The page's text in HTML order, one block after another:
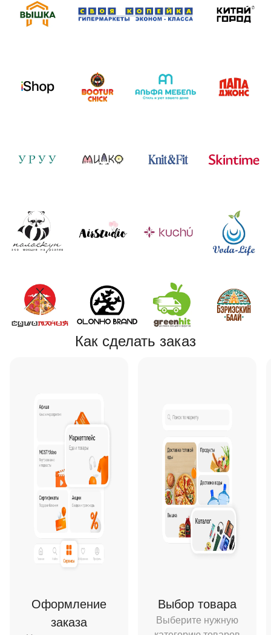
Как сделать заказ
Оформление
заказа
Выбор товара
Выберите нужную